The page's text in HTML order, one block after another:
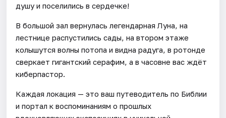
душу и поселились в сердечке!
В большой зал вернулась легендарная Луна, на
лестнице распустились сады, на втором этаже
колышутся волны потопа и видна радуга, в ротонде
сверкает гигантский серафим, а в часовне вас ждёт
киберпастор.
Каждая локация — это ваш путеводитель по Библии
и портал к воспоминаниям о прошлых